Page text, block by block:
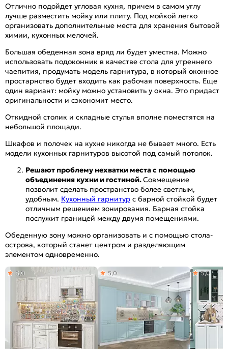
Отлично подойдет угловая кухня, причем в самом углу
лучше разместить мойку или плиту. Под мойкой легко
организовать дополнительные места для хранения бытовой
химии, кухонных мелочей.
Большая обеденная зона вряд ли будет уместна. Можно
использовать подоконник в качестве стола для утреннего
чаепития, продумать модель гарнитура, в который оконное
простарнство будет входить как рабочая поверхность. Еще
один вариант: мойку можно установить у окна. Это придаст
оригинальности и сэкономит место.
Откидной столик и складные стулья вполне поместятся на
небольшой площади.
Шкафов и полочек на кухне никогда не бывает много. Есть
модели кухонных гарнитуров высотой под самый потолок.
Решают проблему нехватки места с помощью
объединения кухни и гостиной.Совмещение
позволит сделать пространство более светлым,
удобным. Кухонный гарнитур с барной стойкой будет
отличным решением зонирования. Барная стойка
послужит границей между двумя помещениями.
Обеденную зону можно организовать и с помощью стола-
острова, который станет центром и разделяющим
элементом одновременно.
5,0 5,0 5,0